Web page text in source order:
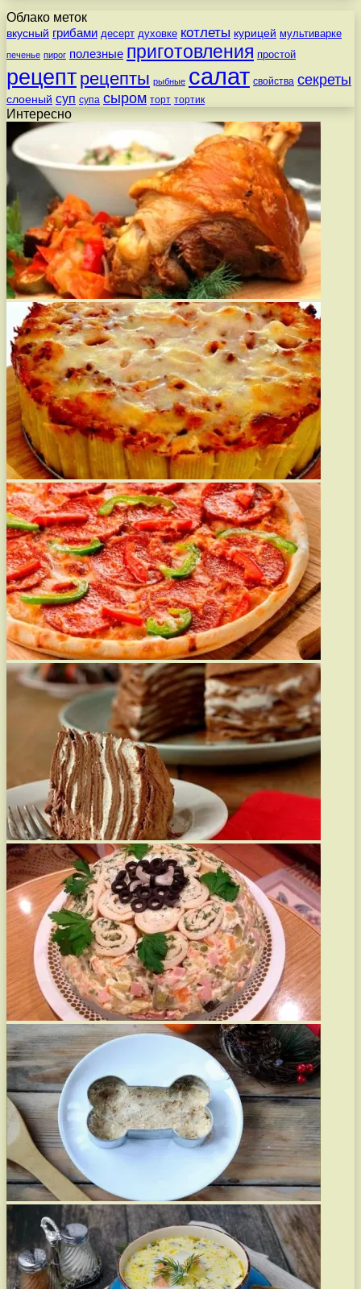
Облако меток
вкусный грибами десерт духовке котлеты курицей мультиварке
печенье пирог полезные приготовления простой
рецепт рецепты рыбные салат свойства секреты
слоеный суп супа сыром торт тортик
Интересно